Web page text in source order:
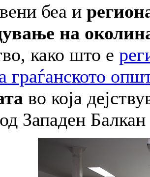
беа и
на
како што е
граѓанското
во која
Западен